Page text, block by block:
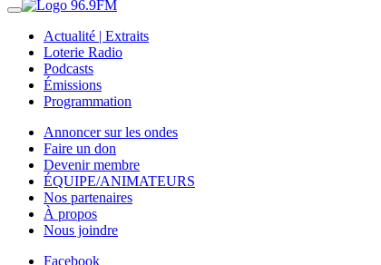
Actualité | Extraits
Loterie Radio
Podcasts
Émissions
Programmation
Annoncer sur les ondes
Faire un don
Devenir membre
ÉQUIPE/ANIMATEURS
Nos partenaires
À propos
Nous joindre
Facebook